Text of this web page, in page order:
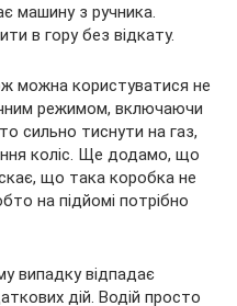
машину з ручника.
в гору без відкату.
можна користуватися не
режимом, включаючи
сильно тиснути на газ,
коліс. Ще додамо, що
що така коробка не
на підйомі потрібно
випадку відпадає
дій. Водій просто